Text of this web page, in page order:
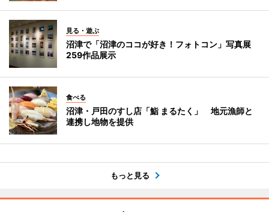
見る・遊ぶ
沼津で「沼津のココが好き！フォトコン」写真展
259作品展示
食べる
沼津・戸田のすし店「鮨 まるたく」 地元漁師と
連携し地物を提供
もっと見る